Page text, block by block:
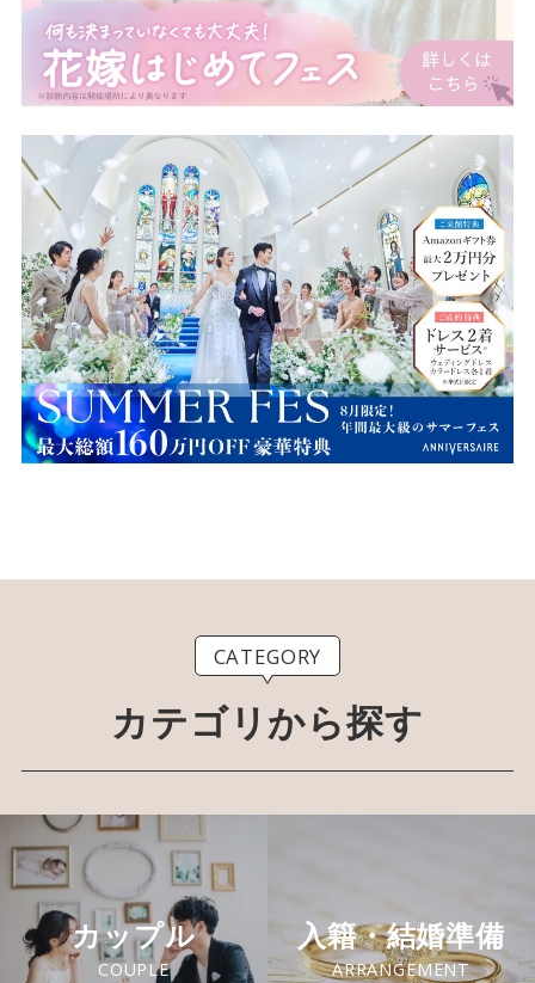
CATEGORY
カテゴリから探す
カップル
COUPLE
入籍・結婚準備
ARRANGEMENT